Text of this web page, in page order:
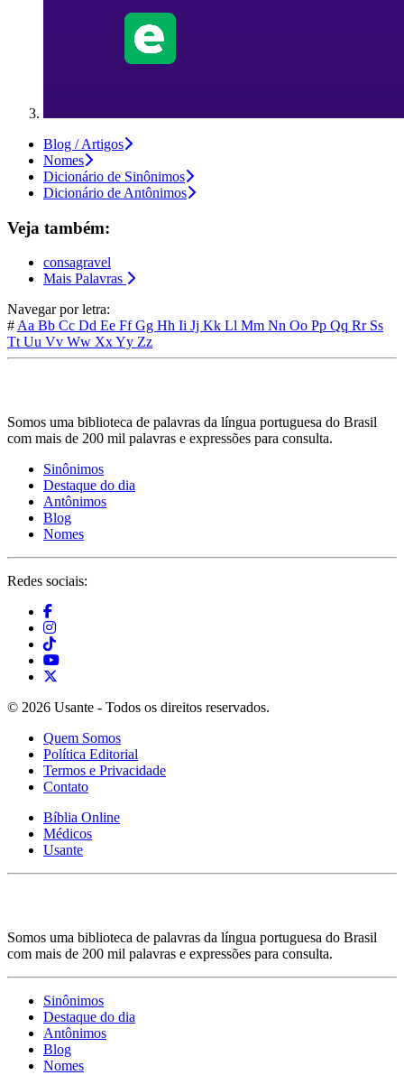
Blog / Artigos
Nomes
Dicionário de Sinônimos
Dicionário de Antônimos
Veja também:
consagravel
Mais Palavras
Navegar por letra:
#Aa Bb Cc Dd Ee FfGg Hh Ii Jj Kk Ll Mm Nn Oo Pp Qq Rr Ss
TtUu Vv Ww XxYy Zz
Somos uma biblioteca de palavras da língua portuguesa do Brasil
com mais de 200 mil palavras e expressões para consulta.
Sinônimos
Destaque do dia
Antônimos
Blog
Nomes
Redes sociais:
© 2026 Usante - Todos os direitos reservados.
Quem Somos
Política Editorial
Termos e Privacidade
Contato
Bíblia Online
Médicos
Usante
Somos uma biblioteca de palavras da língua portuguesa do Brasil
com mais de 200 mil palavras e expressões para consulta.
Sinônimos
Destaque do dia
Antônimos
Blog
Nomes